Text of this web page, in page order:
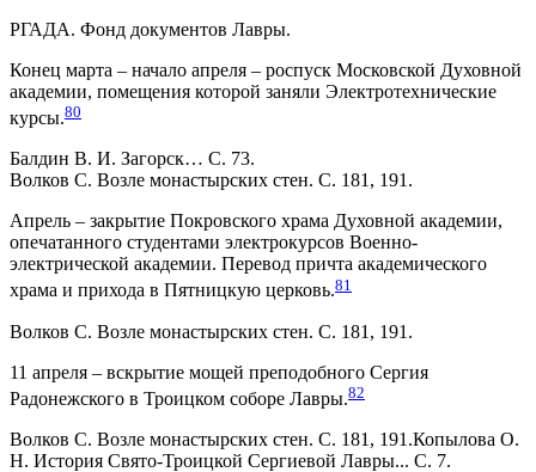
РГАДА. Фонд документов Лавры.
Конец марта – начало апреля – роспуск Московской Духовной
академии, помещения которой заняли Электротехнические
курсы.80
Балдин В. И. Загорск… С. 73.
Волков С. Возле монастырских стен. С. 181, 191.
Апрель – закрытие Покровского храма Духовной академии,
опечатанного студентами электрокурсов Военно-
электрической академии. Перевод причта академического
храма и прихода в Пятницкую церковь.81
Волков С. Возле монастырских стен. С. 181, 191.
11 апреля – вскрытие мощей преподобного Сергия
Радонежского в Троицком соборе Лавры.82
Волков С. Возле монастырских стен. С. 181, 191.Копылова О.
Н. История Свято-Троицкой Сергиевой Лавры... С. 7.